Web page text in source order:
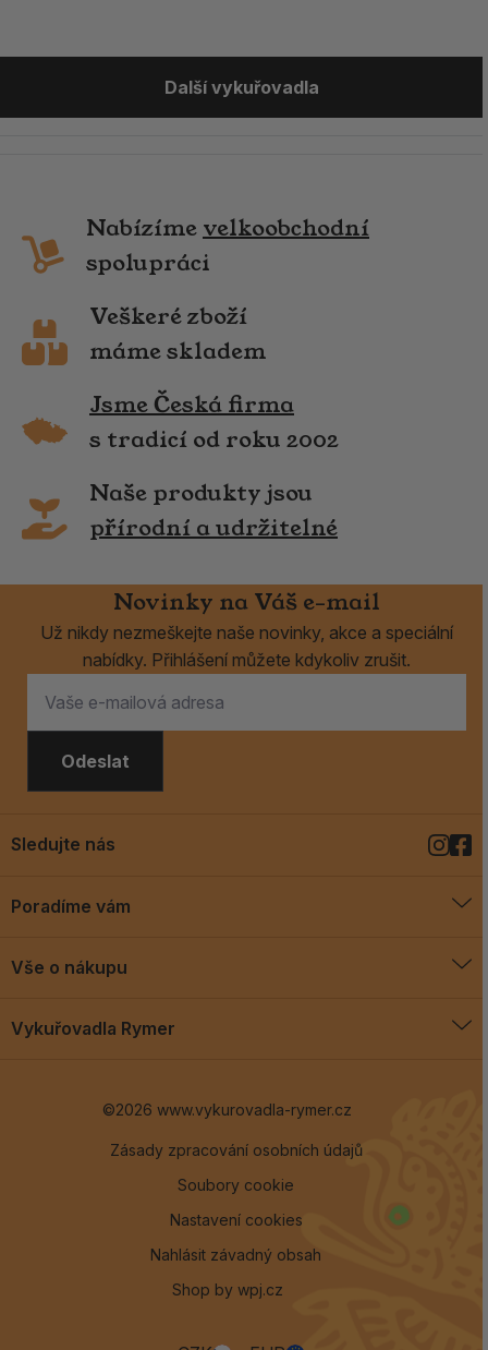
Další vykuřovadla
Nabízíme velkoobchodní
spolupráci
Veškeré zboží
máme skladem
Jsme Česká firma
s tradicí od roku 2002
Naše produkty jsou
přírodní a udržitelné
Novinky na Váš e-mail
Už nikdy nezmeškejte naše novinky, akce a speciální
nabídky. Přihlášení můžete kdykoliv zrušit.
Odeslat
Poradíme vám
Blog
Vše o nákupu
Vykuřovadla Rymer
Sledujte nás
©2026 www.vykurovadla-rymer.cz
Zásady zpracování osobních údajů
Soubory cookie
Nastavení cookies
Nahlásit závadný obsah
Shop by wpj.cz